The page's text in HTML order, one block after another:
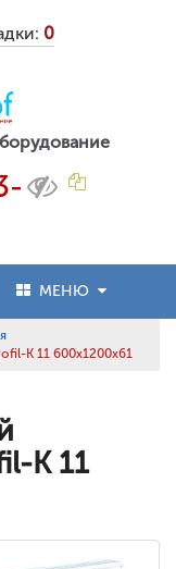
0
МЕНЮ
K 11 600x1200x61
K 11